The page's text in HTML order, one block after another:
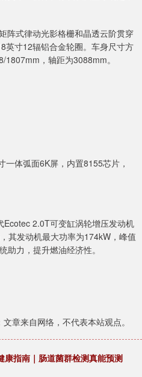
式律动光影格栅和晶透云阶贯穿
英寸12辐铝合金轮圈。车身尺寸方
，轴距为3088mm。
体弧面6K屏，内置8155芯片，
2.0T可变缸涡轮增压发动机
其发动机最大功率为174kW，峰值
助力，提升燃油经济性。
章来自网络，不代表本站观点。
康指南｜肠道菌群检测真能预测